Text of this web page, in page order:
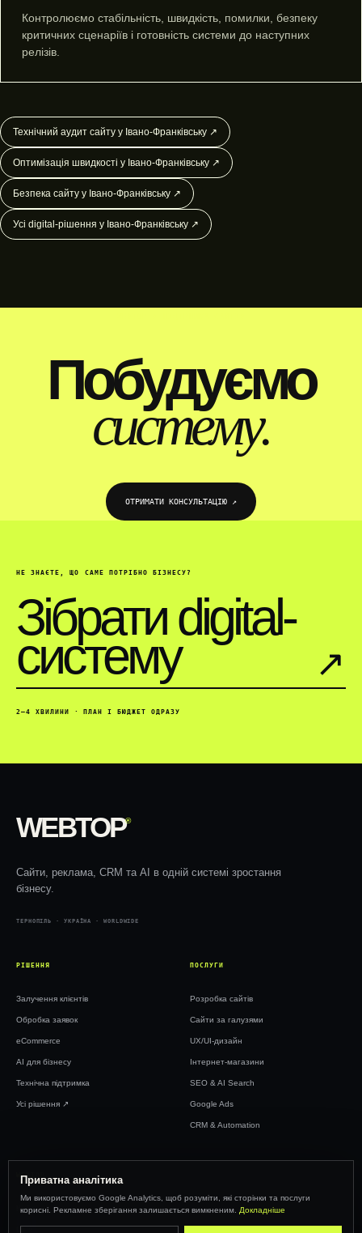
Контролюємо стабільність, швидкість, помилки, безпеку
критичних сценаріїв і готовність системи до наступних
релізів.
Технічний аудит сайту у Івано-Франківську ↗
Оптимізація швидкості у Івано-Франківську ↗
Безпека сайту у Івано-Франківську ↗
Усі digital-рішення у Івано-Франківську ↗
Побудуємо
систему.
ОТРИМАТИ КОНСУЛЬТАЦІЮ ↗
НЕ ЗНАЄТЕ, ЩО САМЕ ПОТРІБНО БІЗНЕСУ?
Зібрати digital-
систему ↗︎
2–4 ХВИЛИНИ · ПЛАН І БЮДЖЕТ ОДРАЗУ
WEBTOP®
Сайти, реклама, CRM та AI в одній системі зростання
бізнесу.
ТЕРНОПІЛЬ · УКРАЇНА · WORLDWIDE
РІШЕННЯ
Залучення клієнтів
Обробка заявок
eCommerce
AI для бізнесу
Технічна підтримка
Усі рішення ↗︎
ПОСЛУГИ
Розробка сайтів
Сайти за галузями
UX/UI-дизайн
Інтернет-магазини
SEO & AI Search
Google Ads
CRM & Automation
WEBTOP
Кейси
Приватна аналітика
Ми використовуємо Google Analytics, щоб розуміти, які сторінки та послуги
корисні. Рекламне зберігання залишається вимкненим. Докладніше